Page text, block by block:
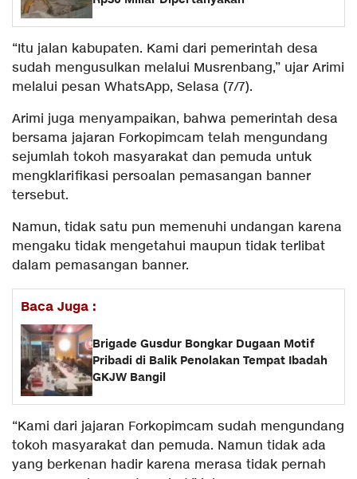
“Itu jalan kabupaten. Kami dari pemerintah desa
sudah mengusulkan melalui Musrenbang,” ujar Arimi
melalui pesan WhatsApp, Selasa (7/7).
Arimi juga menyampaikan, bahwa pemerintah desa
bersama jajaran Forkopimcam telah mengundang
sejumlah tokoh masyarakat dan pemuda untuk
mengklarifikasi persoalan pemasangan banner
tersebut.
Namun, tidak satu pun memenuhi undangan karena
mengaku tidak mengetahui maupun tidak terlibat
dalam pemasangan banner.
Baca Juga :
Brigade Gusdur Bongkar Dugaan Motif
Pribadi di Balik Penolakan Tempat Ibadah
GKJW Bangil
“Kami dari jajaran Forkopimcam sudah mengundang
tokoh masyarakat dan pemuda. Namun tidak ada
yang berkenan hadir karena merasa tidak pernah